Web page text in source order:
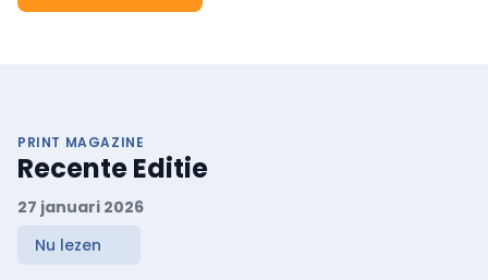
PRINT MAGAZINE
Recente Editie
27 januari 2026
Nu lezen